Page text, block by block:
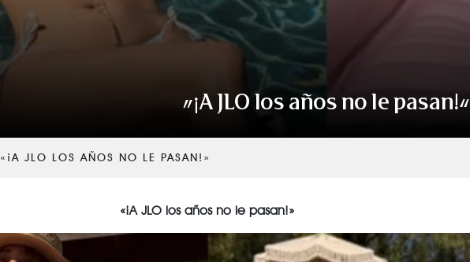
«¡A JLO los años no le pasan!»
«¡A JLO LOS AÑOS NO LE PASAN!»
«¡A JLO los años no le pasan!»